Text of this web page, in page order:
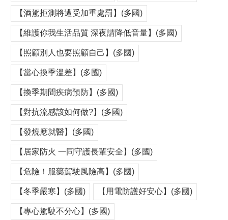
【酒駕拒測將遭受加重處罰】(多國)
【維護你我生活品質 深夜請降低音量】(多國)
【照顧別人也要照顧自己】(多國)
【當心換季溫差】(多國)
【換季期間疾病預防】(多國)
【對抗流感該如何做?】(多國)
【發燒應就醫】(多國)
【居家防火 一同守護長輩安全】(多國)
【危險！服藥駕駛風險高】(多國)
【冬季嚴寒】(多國) 【用電防護好安心】(多國)
【專心駕駛不分心】(多國)